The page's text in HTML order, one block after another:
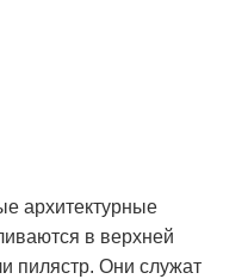
архитектурные
в верхней
пилястр. Они служат